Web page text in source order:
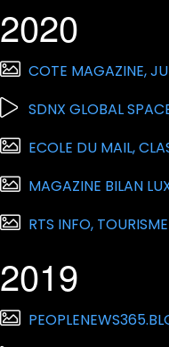
2020
COTE MAGAZINE,
SDNX GLOBAL
ECOLE DU MAIL,
MAGAZINE BILAN
RTS INFO,
2019